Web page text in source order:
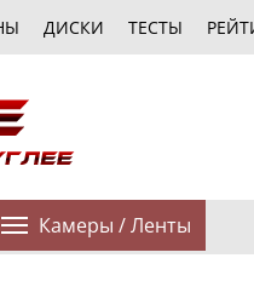
ДИСКИ ТЕСТЫ
Камеры / Ленты